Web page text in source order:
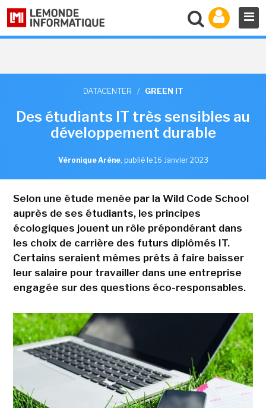
DATACENTER / GREEN IT
Des étudiants IT très sensibles au
développement durable
Véronique Arène, publié le 16 Janvier 2023
Selon une étude menée par la Wild Code School
auprès de ses étudiants, les principes
écologiques jouent un rôle prépondérant dans
les choix de carrière des futurs diplômés IT.
Certains seraient mêmes prêts à faire baisser
leur salaire pour travailler dans une entreprise
engagée sur des questions éco-responsables.